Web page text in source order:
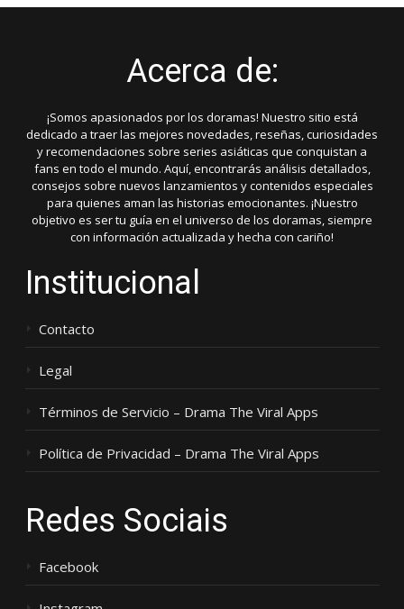
Acerca de:
¡Somos apasionados por los doramas! Nuestro sitio está
dedicado a traer las mejores novedades, reseñas, curiosidades
y recomendaciones sobre series asiáticas que conquistan a
fans en todo el mundo. Aquí, encontrarás análisis detallados,
consejos sobre nuevos lanzamientos y contenidos especiales
para quienes aman las historias emocionantes. ¡Nuestro
objetivo es ser tu guía en el universo de los doramas, siempre
con información actualizada y hecha con cariño!
Institucional
Contacto
Legal
Términos de Servicio – Drama The Viral Apps
Política de Privacidad – Drama The Viral Apps
Redes Sociais
Facebook